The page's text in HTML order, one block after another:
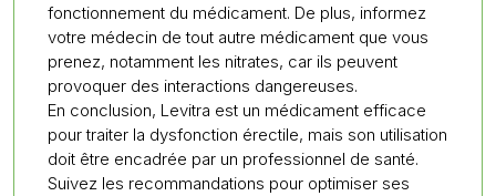
fonctionnement du médicament. De plus, informez
votre médecin de tout autre médicament que vous
prenez, notamment les nitrates, car ils peuvent
provoquer des interactions dangereuses.
En conclusion, Levitra est un médicament efficace
pour traiter la dysfonction érectile, mais son utilisation
doit être encadrée par un professionnel de santé.
Suivez les recommandations pour optimiser ses